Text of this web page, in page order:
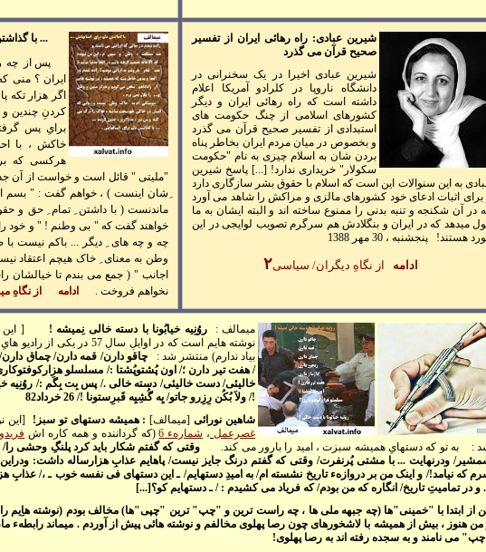
... با
پس از چه
ايران ؟ منی
اگر هزار تکه
کردنِ چندين
برایِ پس
خاکش ، با
هرکسی که
"مليتی " قائل است و خواست از آن
ِشان اينست ) ، خواهم گفت : " بسم
ماندنست ( با داشتن ِ تمام ِ حق و
خواهند گفت که " بی وطنم ! " و خود
چه و چه های ِ ديگر ... باکم نيست با
وطن به معنای ِ خاک هيچم اعتقاد
اجانب " ( جمع می بندم تا خيالشان
نخواهم فروخت .
ادامه از نگاهِ
شیرین عبادی: راه رهائی ايران از تفسير
صحيح قرآن می گذرد
شیرین عبادی اخیرا در یک سخنرانی در
دانشگاه ناروپا در کلرادو آمریکا اعلام
داشته است که راه رهائی ايران و ديگر
کشورهای اسلامی از چنگ حکومت های
استبدادی از تفسير صحيح قرآن می گذرد
و بخصوص در ميان مردم ايران بخاطر پناه
بردن شان به اسلام چيزی به نام "حکومت
سکولار" خريداری ندارد! [...] پاسخ شیرین
به این سنوالات این است که اسلام با حقوق بشر سازگاری دارد
برای اثبات ادعای خود کشورهای مالزی و مراکش را شاهد می آورد
در آن شکنجه و تنبه بدنی را ممنوع ساخته اند و البته ایشان به ما
میدهد که در ايران و بنگلادش هم سرگرم تصويب لوايجی در اين
هستند!
پنجشنبه ، 30 مهر 1388
ادامه از نگاهِ ديگران/ سياسی۲
ميمالف : روُنِيه خيابُونا با دسته خالی نِميشه !
[ اين
نوشته هايم است که در اوايلِ سالِ
بياد ندارم) منتشر شد :
چاقو دارن/ قمه دارن/چماق دارن
/ هفت تير دارن ؛/ اون پُشتوپُشتا :/ مسلسلو
خاليئی/دست خاليئی/دسته خالی ./پس بِت بِگَم :/ روُنِيه
!
/ ولاَ بُکُن رِزِرو جاتو/ يِه گُشِيِه قَبرِستونا !/ 26 خرداد82
شاهين نورائی [ميمالف] : هميشه دستهای تو سبز! [اين
غصرعمل ، شمارهء 6 (که گرداننده و همه کاره اش
:
به تو که دستهایِ هميشه سبزت ، اميد را بارور می کند.وقتی که گفتم شکار بايد کرد پلنگِ وحشی
ودرنهايت ... با مشتی پُرنفرت/ وقتی که گفتم درنگ جايز نيست/ پاهايم عذابِ هزارساله داشت: ودراين
که نيامد!/ و اينک من بر دروازهء تاريخ نشسته ام/ به اميدِ دستهايم/ ـ اين دستهای فی نفسه خوب ـ ،/ عذابِ
و در تماميتِ تاريخ/ انگاره که من بودم/ که فرياد می کشيدم : / ـ دستهايم کو؟[...]
از ابتدا با "خمينی"ها (چه جبهه ملی ها ، چه راست ترين و "چپ" ترين "چپی"ها) مخالف بودم (نوشته هاِيم را
من هنوز ، بيش از هميشه با لاشخورهای چون رصا پهلوی مخالفم و نوشته هائی پيش از آوردم . ميماند رابطهء
می نامند و به سجده رفته اند به رصا پهلوی!